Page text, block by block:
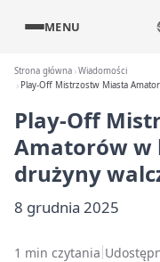
MENU
Strona główna Wiadomości
Play-Off Mistrzostw Miasta
Play-Off
Amatorów w
drużyny
8 grudnia 2025
1 min czytania